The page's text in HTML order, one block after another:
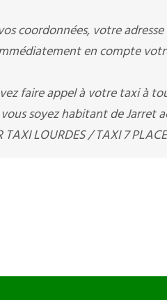
coordonnées, votre
en compte
faire appel à votre taxi à
soyez habitant de Jarret
TAXI LOURDES / TAXI 7